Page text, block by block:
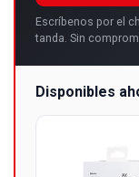
Escríbenos por el
tanda. Sin
Disponibles